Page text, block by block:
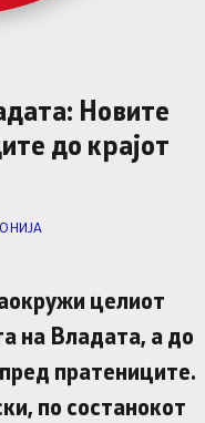
Новите
до крајот
целиот
на Владата, а до
пратениците.
по состанокот